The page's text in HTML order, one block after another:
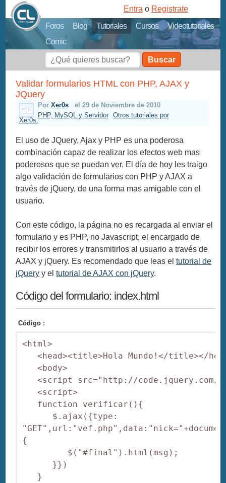
Foros Blog Tutoriales Cursos
Videotutoriales
Comic
Entra o Registrate
Buscar
Validar formularios HTML con PHP, AJAX y
JQuery
Por Xer0s
el 29 de Noviembre de 2010
PHP, MySQL y Servidor
Otros tutoriales por
Xer0s.
El uso de JQuery, Ajax y PHP es una poderosa
combinación capaz de realizar los efectos web mas
poderosos que se puedan ver. El día de hoy les traigo
algo validación de formularios con PHP y AJAX a
través de jQuery, de una forma mas amigable con el
usuario.
Con este código, la página no es recargada al enviar el
formulario y es PHP, no Javascript, el encargado de
recibir los errores y transmitirlos al usuario a través de
AJAX y jQuery. Es recomendado que leas eltutorial de
jQuery y eltutorial de AJAX con jQuery.
Código del formulario: index.html
Código :
<html>
<head><title>Hola Mundo!</title></
<body>
<script src="http://code.jquery.com/
<script>
function verificar(){
$.ajax({type:
{
$("#final").html(msg);
}})
}